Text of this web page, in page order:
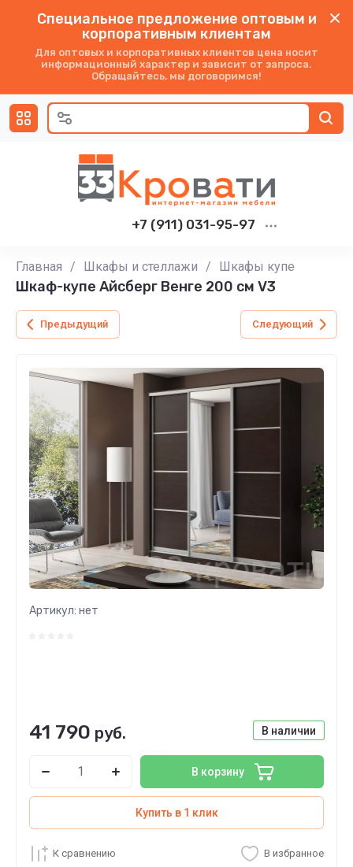
Специальное предложение оптовым и
корпоративным клиентам
Для оптовых и корпоративных клиентов цена носит
информационный характер и зависит от запроса.
Обращайтесь, мы договоримся!
+7 (911) 031-95-97
Главная / Шкафы и стеллажи / Шкафы купе
Шкаф-купе Айсберг Венге 200 см V3
Предыдущий Следующий
Артикул: нет
В наличии
41 790 руб.
В корзину
Купить в 1 клик
К сравнению В избранное